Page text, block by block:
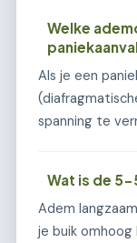
Welke
Als je een
spanning te
Wat is de
Adem
je buik